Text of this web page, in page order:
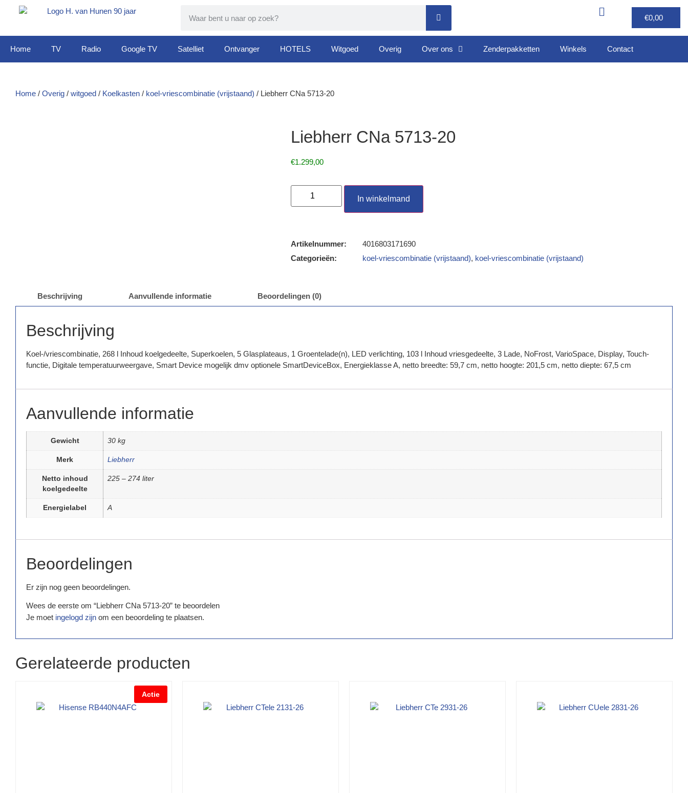
€0,00
Home TV Radio Google TV Satelliet Ontvanger HOTELS Witgoed Overig Over ons Zenderpakketten Winkels Contact
Home / Overig / witgoed / Koelkasten / koel-vriescombinatie (vrijstaand) / Liebherr CNa 5713-20
Liebherr CNa 5713-20
€1.299,00
In winkelmand
Artikelnummer:
4016803171690
Categorieën:
koel-vriescombinatie (vrijstaand), koel-vriescombinatie (vrijstaand)
Beschrijving Aanvullende informatie Beoordelingen (0)
Beschrijving
Koel-/vriescombinatie, 268 l Inhoud koelgedeelte, Superkoelen, 5 Glasplateaus, 1 Groentelade(n), LED verlichting, 103 l Inhoud vriesgedeelte, 3 Lade, NoFrost, VarioSpace, Display, Touch-
functie, Digitale temperatuurweergave, Smart Device mogelijk dmv optionele SmartDeviceBox, Energieklasse A, netto breedte: 59,7 cm, netto hoogte: 201,5 cm, netto diepte: 67,5 cm
Aanvullende informatie
Gewicht 30 kg
Merk Liebherr
Netto inhoud
koelgedeelte
225 – 274 liter
Energielabel A
Beoordelingen
Er zijn nog geen beoordelingen.
Wees de eerste om “Liebherr CNa 5713-20” te beoordelen
Je moet ingelogd zijn om een beoordeling te plaatsen.
Gerelateerde producten
Actie